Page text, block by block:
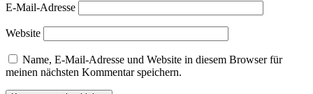
E-Mail-Adresse
Website
Name, E-Mail-Adresse und Website in diesem Browser für
meinen nächsten Kommentar speichern.